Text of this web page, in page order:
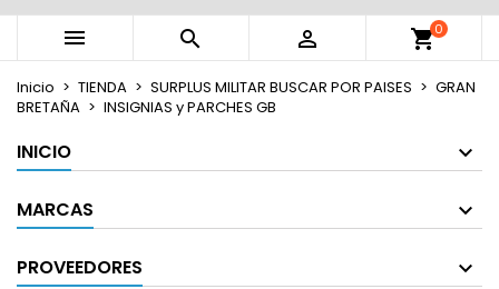
   shopping_cart0
Inicio TIENDA SURPLUS MILITAR BUSCAR POR PAISES
GRAN
BRETAÑA
INSIGNIAS y PARCHES GB
INICIO
MARCAS
PROVEEDORES
((cancelText)) ((modalDeleteText))
Cancelar Crear lista de deseos
Iniciar sesión